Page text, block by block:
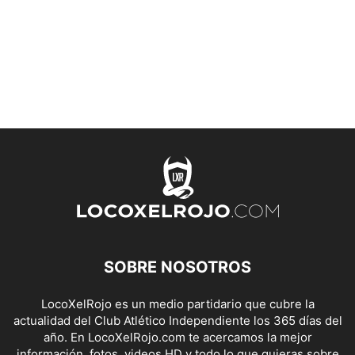
SOBRE NOSOTROS
LocoXelRojo es un medio partidario que cubre la
actualidad del Club Atlético Independiente los 365 días del
año. En LocoXelRojo.com te acercamos la mejor